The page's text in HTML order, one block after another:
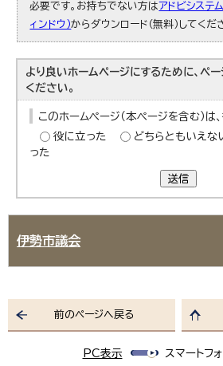
必要です。お持ちでない方はアドビシステ
ィンドウ）からダウンロード（無料）してくだ
より良いホームページにするために、ペ
ください。
このホームページ（本ページを含む）は
役に立った
どちらともいえな
った
送信
伊勢市議会
前のページへ戻る
PC表示 スマートフ